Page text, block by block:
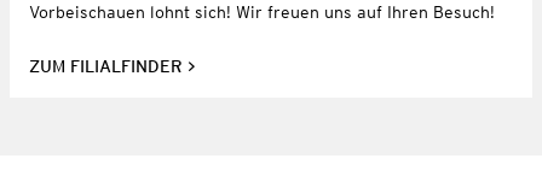
Vorbeischauen lohnt sich! Wir freuen uns auf Ihren Besuch!
ZUM FILIALFINDER